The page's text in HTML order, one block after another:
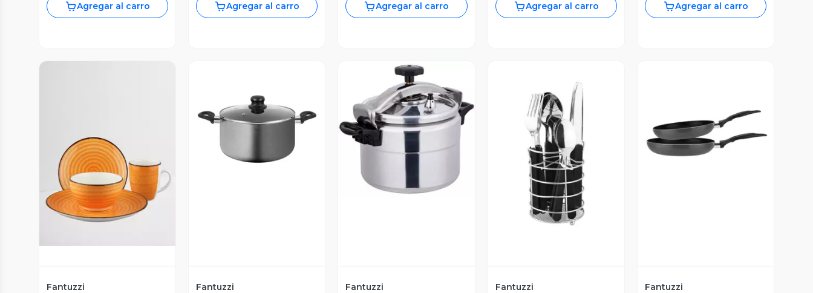
Agregar al carro Agregar al carro Agregar al carro Agregar al carro Agregar al carro
Vista Previa
Fantuzzi
Fantuzzi
Fantuzzi
Vista Previa
Fantuzzi
Vista Previa
Fantuzzi